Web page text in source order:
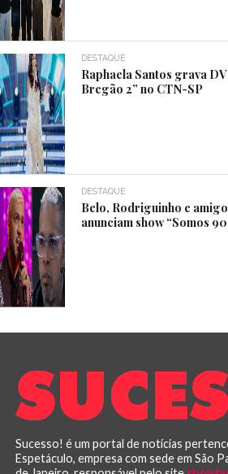
DESTAQUE
Raphaela Santos grava
Bregão 2” no CTN-SP
DESTAQUE
Belo, Rodriguinho e
anunciam show “Somos
Sucesso! é um portal de notícias
Espetáculo, empresa com sede em São